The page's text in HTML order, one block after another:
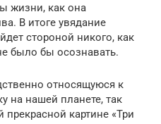
жизни, как она
В итоге увядание
стороной никого, как
было бы осознавать.
относящуюся к
на нашей планете, так
прекрасной картине «Три